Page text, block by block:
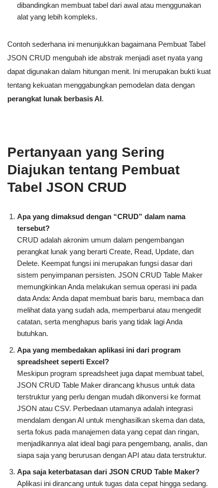
dibandingkan membuat tabel dari awal atau menggunakan
alat yang lebih kompleks.
Contoh sederhana ini menunjukkan bagaimana Pembuat Tabel
JSON CRUD mengubah ide abstrak menjadi aset nyata yang
dapat digunakan dalam hitungan menit. Ini merupakan bukti kuat
tentang kekuatan menggabungkan pemodelan data dengan
perangkat lunak berbasis AI.
Pertanyaan yang Sering
Diajukan tentang Pembuat
Tabel JSON CRUD
Apa yang dimaksud dengan “CRUD” dalam nama
tersebut?
CRUD adalah akronim umum dalam pengembangan
perangkat lunak yang berarti Create, Read, Update, dan
Delete. Keempat fungsi ini merupakan fungsi dasar dari
sistem penyimpanan persisten. JSON CRUD Table Maker
memungkinkan Anda melakukan semua operasi ini pada
data Anda: Anda dapat membuat baris baru, membaca dan
melihat data yang sudah ada, memperbarui atau mengedit
catatan, serta menghapus baris yang tidak lagi Anda
butuhkan.
Apa yang membedakan aplikasi ini dari program
spreadsheet seperti Excel?
Meskipun program spreadsheet juga dapat membuat tabel,
JSON CRUD Table Maker dirancang khusus untuk data
terstruktur yang perlu dengan mudah dikonversi ke format
JSON atau CSV. Perbedaan utamanya adalah integrasi
mendalam dengan AI untuk menghasilkan skema dan data,
serta fokus pada manajemen data yang cepat dan ringan,
menjadikannya alat ideal bagi para pengembang, analis, dan
siapa saja yang berurusan dengan API atau data terstruktur.
Apa saja keterbatasan dari JSON CRUD Table Maker?
Aplikasi ini dirancang untuk tugas data cepat hingga sedang.